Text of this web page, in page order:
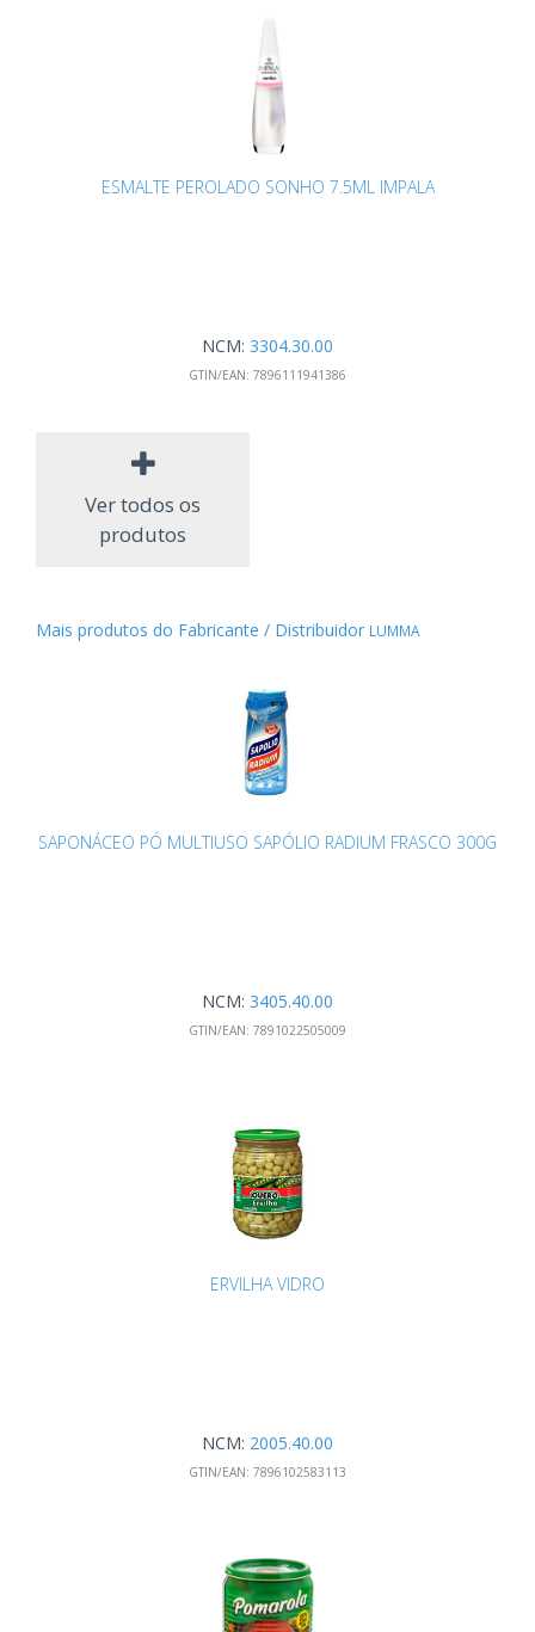
ESMALTE PEROLADO SONHO 7.5ML IMPALA
NCM: 3304.30.00
GTIN/EAN: 7896111941386
Ver todos os
produtos
Mais produtos do Fabricante / Distribuidor LUMMA
SAPONÁCEO PÓ MULTIUSO SAPÓLIO RADIUM FRASCO 300G
NCM: 3405.40.00
GTIN/EAN: 7891022505009
ERVILHA VIDRO
NCM: 2005.40.00
GTIN/EAN: 7896102583113